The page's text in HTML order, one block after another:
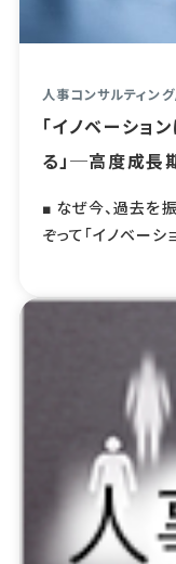
人事コンサルティング
「イノベーショ
る」─高度成長
■ なぜ今、過去を
ぞって「イノベーシ